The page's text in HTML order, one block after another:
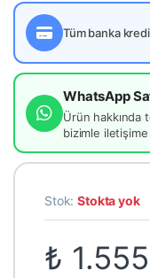
Tüm banka
WhatsApp
Ürün hakkında
bizimle
Stok:Stokta yok
₺